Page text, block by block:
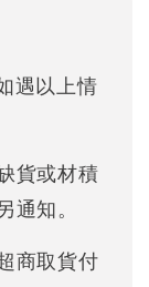
遇以上情
貨或材積
通知。
商取貨付